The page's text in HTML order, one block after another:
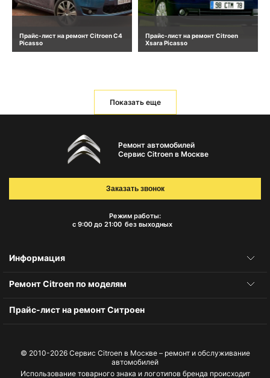
Прайс-лист на ремонт Citroen C4
Picasso
Прайс-лист на ремонт Citroen
Xsara Picasso
Показать еще
Ремонт автомобилей
Сервис Citroen в Москве
Режим работы:
с 9:00 до 21:00 без выходных
Заказать звонок
Информация
Ремонт Citroen по моделям
Прайс-лист на ремонт Ситроен
© 2010-2026 Сервис Citroen в Москве – ремонт и обслуживание
автомобилей
Использование товарного знака и логотипов бренда происходит